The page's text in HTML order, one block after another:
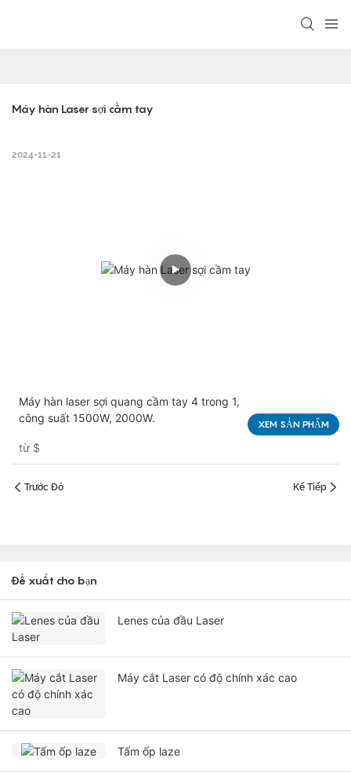
Máy hàn Laser sợi cầm tay
2024-11-21
Máy hàn laser sợi quang cầm tay 4 trong 1,
công suất 1500W, 2000W.
từ $
XEM SẢN PHẨM
Trước Đó Kế Tiếp
Đề xuất cho bạn
Lenes của đầu Laser
Máy cắt Laser có độ chính xác cao
Tấm ốp laze